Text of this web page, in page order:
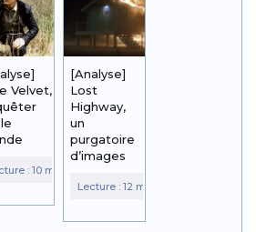
Velvet,
[Analyse]
Lost
Highway,
un
purgatoire
d’images